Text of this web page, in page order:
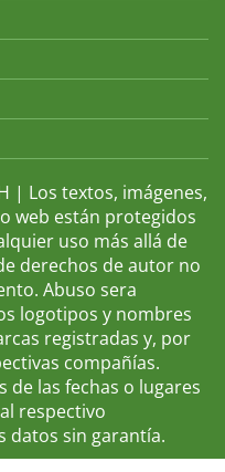
| Los textos, imágenes,
web están protegidos
uso más allá de
derechos de autor no
Abuso sera
logotipos y nombres
registradas y, por
compañías.
de las fechas o lugares
respectivo
datos sin garantía.